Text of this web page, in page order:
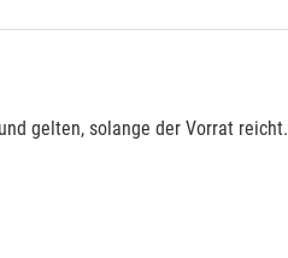
gelten, solange der Vorrat reicht.